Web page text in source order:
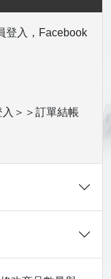
登入，Facebook
＞＞訂單結帳